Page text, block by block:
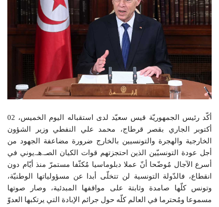
أكّد رئيس الجمهوريّة قيس سعيّد لدى استقباله اليوم الخميس، 02
أكتوبر الجاري بقصر قرطاج، محمد علي النفطي وزير الشؤون
الخارجية والهجرة والتونسيين بالخارج ضرورة مضاعفة الجهود من
أجل عودة التونسيّين الذين احتجزتهم قوات الكيان الصـ.هـ.يوني في
أسرع الآجال مُوضّحا أنّ عملا دبلوماسيا مُكثّفا مستمرّ منذ أيّام دون
انقطاع، فالدّولة التونسية لن تتخلّى أبدا عن مسؤولياتها الوطنيّة،
وتونس كلّها صامدة وثابتة على مواقفها المبدئية، وصار صوتها
مسموعا ومُحترما في العالم كلّه حول جرائم الإبادة التي يرتكبها العدوّ